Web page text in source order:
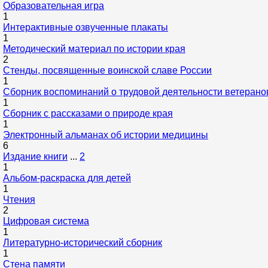
Образовательная игра
1
Интерактивные озвученные плакаты
1
Методический материал по истории края
2
Стенды, посвященные воинской славе России
1
Сборник воспоминаний о трудовой деятельности
1
Сборник с рассказами о природе края
1
Электронный альманах об истории медицины
6
Издание книги ... 2
1
Альбом-раскраска для детей
1
Чтения
2
Цифровая система
1
Литературно-исторический сборник
1
Стена памяти